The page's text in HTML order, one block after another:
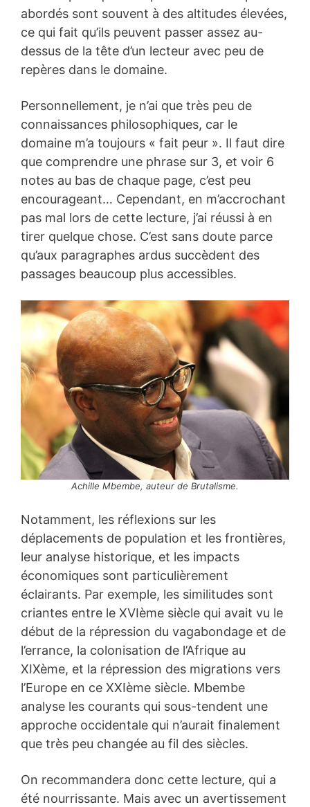
abordés sont souvent à des altitudes élevées,
ce qui fait qu’ils peuvent passer assez au-
dessus de la tête d’un lecteur avec peu de
repères dans le domaine.
Personnellement, je n’ai que très peu de
connaissances philosophiques, car le
domaine m’a toujours « fait peur ». Il faut dire
que comprendre une phrase sur 3, et voir 6
notes au bas de chaque page, c’est peu
encourageant… Cependant, en m’accrochant
pas mal lors de cette lecture, j’ai réussi à en
tirer quelque chose. C’est sans doute parce
qu’aux paragraphes ardus succèdent des
passages beaucoup plus accessibles.
Achille Mbembe, auteur de Brutalisme.
Notamment, les réflexions sur les
déplacements de population et les frontières,
leur analyse historique, et les impacts
économiques sont particulièrement
éclairants. Par exemple, les similitudes sont
criantes entre le XVIème siècle qui avait vu le
début de la répression du vagabondage et de
l’errance, la colonisation de l’Afrique au
XIXème, et la répression des migrations vers
l’Europe en ce XXIème siècle. Mbembe
analyse les courants qui sous-tendent une
approche occidentale qui n’aurait finalement
que très peu changée au fil des siècles.
On recommandera donc cette lecture, qui a
été nourrissante. Mais avec un avertissement